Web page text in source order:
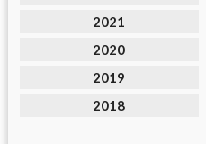
2021
2020
2019
2018